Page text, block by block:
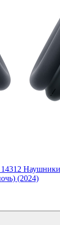
14312
(2024)